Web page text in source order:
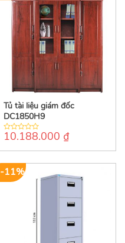
Tủ tài liệu giám đốc
DC1850H9
0
of
10.188.000 ₫
-11%